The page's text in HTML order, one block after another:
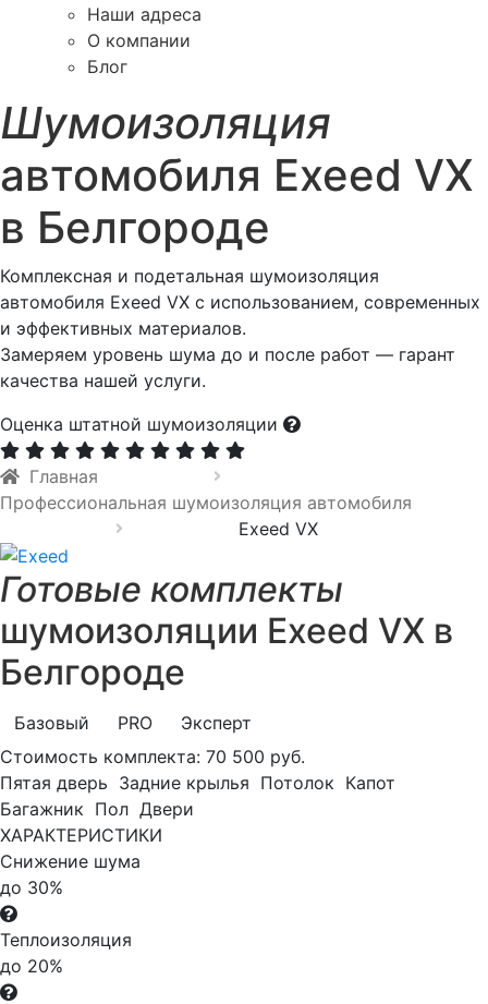
Наши адреса
О компании
Блог
Шумоизоляция
автомобиля Exeed VX
в Белгороде
Комплексная и подетальная шумоизоляция
автомобиля Exeed VX с использованием, современных
и эффективных материалов.
Замеряем уровень шума до и после работ — гарант
качества нашей услуги.
Оценка штатной шумоизоляции
Главная
Профессиональная шумоизоляция автомобиля
Exeed VX
Готовые комплекты
шумоизоляции Exeed VX в
Белгороде
Базовый PRO
Эксперт
Стоимость комплекта: 70 500 руб.
Пятая дверь Задние крылья Потолок Капот
Багажник Пол Двери
ХАРАКТЕРИСТИКИ
Снижение шума
до 30%
Теплоизоляция
до 20%